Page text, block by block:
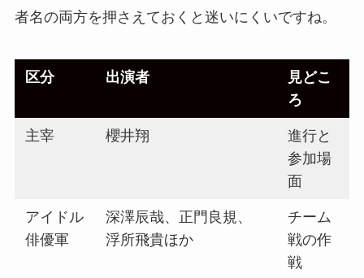
者名の両方を押さえておくと迷いにくいですね。
区分 出演者
見どこ
ろ
主宰 櫻井翔
進行と
参加場
面
アイドル
俳優軍
深澤辰哉、正門良規、
浮所飛貴ほか
チーム
戦の作
戦